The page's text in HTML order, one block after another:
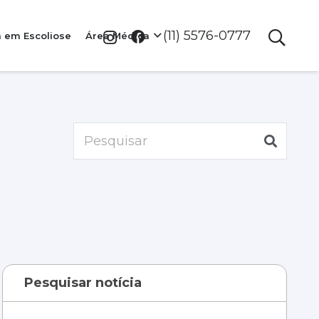
em Escoliose Área Médica (11) 5576-0777
Pesquisar notícia